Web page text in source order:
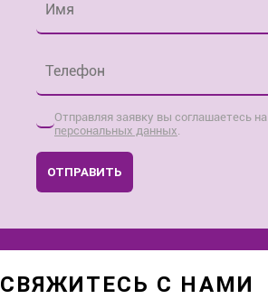
Отправляя заявку вы соглашаетесь на
персональных данных.
ОТПРАВИТЬ
СВЯЖИТЕСЬ С НАМИ